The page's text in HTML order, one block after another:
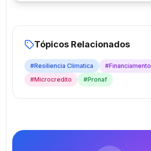
Tópicos Relacionados
#Resiliencia Climatica #
#Microcredito #Pronaf